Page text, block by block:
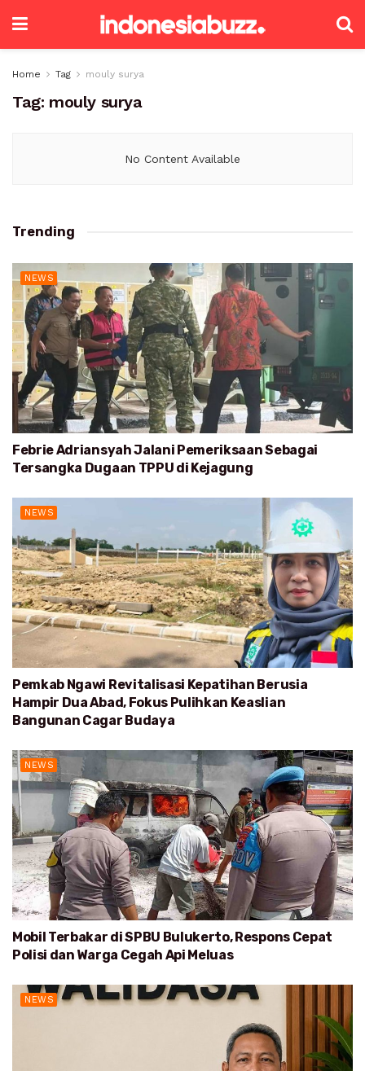
Home Tag mouly surya
Tag: mouly surya
No Content Available
Trending
NEWS
Febrie Adriansyah Jalani Pemeriksaan Sebagai
Tersangka Dugaan TPPU di Kejagung
NEWS
Pemkab Ngawi Revitalisasi Kepatihan Berusia
Hampir Dua Abad, Fokus Pulihkan Keaslian
Bangunan Cagar Budaya
NEWS
Mobil Terbakar di SPBU Bulukerto, Respons Cepat
Polisi dan Warga Cegah Api Meluas
NEWS